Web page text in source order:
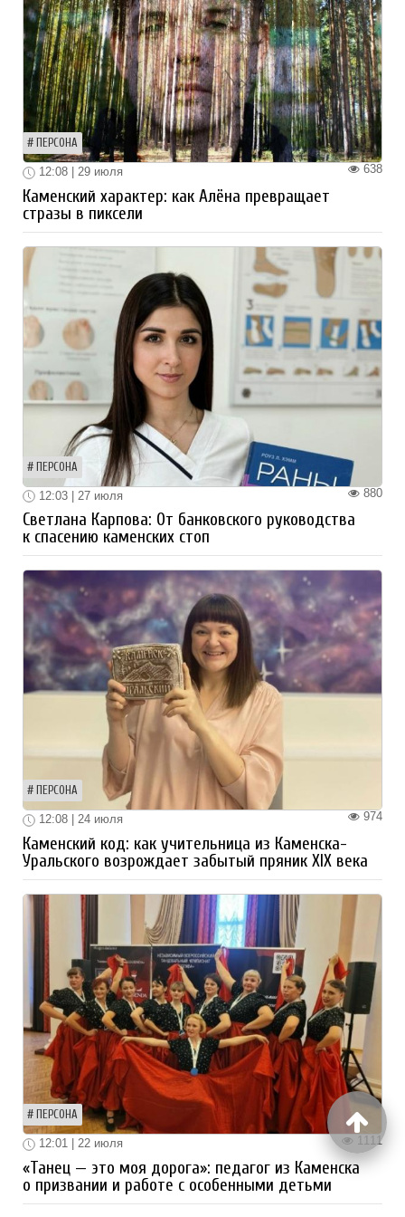
ПЕРСОНА
638
12:08 | 29 июля
Каменский характер: как Алёна превращает
стразы в пиксели
ПЕРСОНА
880
12:03 | 27 июля
Светлана Карпова: От банковского руководства
к спасению каменских стоп
ПЕРСОНА
974
12:08 | 24 июля
Каменский код: как учительница из Каменска-
Уральского возрождает забытый пряник XIX века
ПЕРСОНА
1111
12:01 | 22 июля
«Танец — это моя дорога»: педагог из Каменска
о призвании и работе с особенными детьми